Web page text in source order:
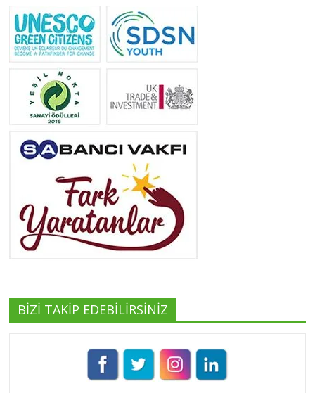
Yeliz Yılmaz
Tüm yazıları görüntüle
Yeşilist
Tüm yazıları görüntüle
BİZİ TAKİP EDEBİLİRSİNİZ